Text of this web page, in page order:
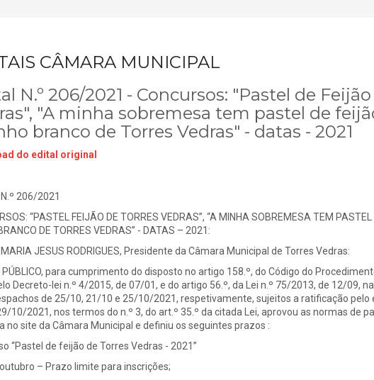
CÂMARA MUNICIPAL
N.º 206/2021 - Concursos: "Pastel de
"A minha sobremesa tem pastel de
branco de Torres Vedras" - datas - 2021
do edital original
N.º 206/2021
“PASTEL FEIJÃO DE TORRES VEDRAS”, “A MINHA SOBREMESA TEM PASTEL
DE TORRES VEDRAS” - DATAS – 2021:
MARIA JESUS RODRIGUES, Presidente da Câmara Municipal de Torres Vedras:
PÚBLICO, para cumprimento do disposto no artigo 158.º, do Código do
Decreto-lei n.º 4/2015, de 07/01, e do artigo 56.º, da Lei n.º 75/2013, de 12/09,
de 25/10, 21/10 e 25/10/2021, respetivamente, sujeitos a ratificação pelo
10/2021, nos termos do n.º 3, do art.º 35.º da citada Lei, aprovou as normas de
no site da Câmara Municipal e definiu os seguintes prazos :
“Pastel de feijão de Torres Vedras - 2021”
– Prazo limite para inscrições;